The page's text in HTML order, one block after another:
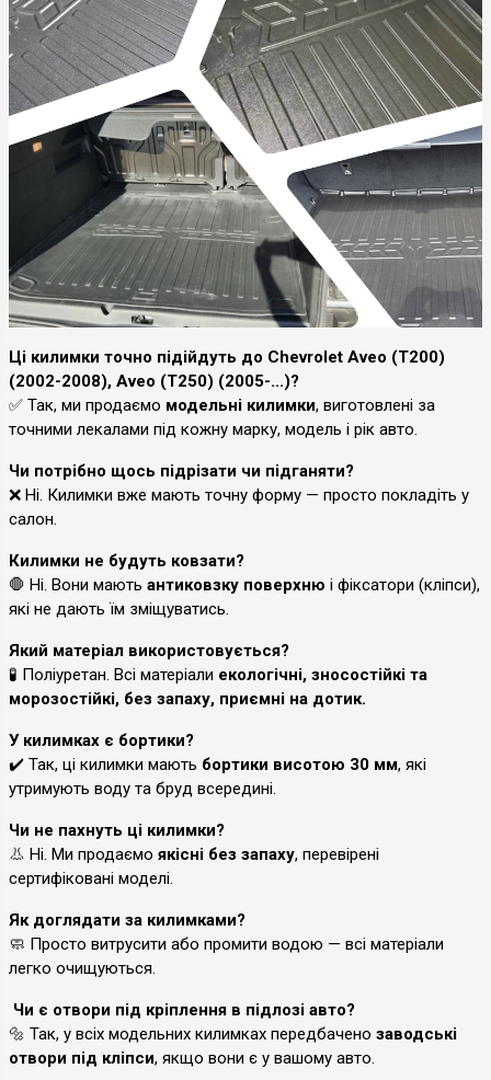
Ці килимки точно підійдуть до Chevrolet Aveo (T200)
(2002-2008), Aveo (T250) (2005-...)?
✅ Так, ми продаємо модельні килимки, виготовлені за
точними лекалами під кожну марку, модель і рік авто.
Чи потрібно щось підрізати чи підганяти?
❌ Ні. Килимки вже мають точну форму — просто покладіть у
салон.
Килимки не будуть ковзати?
🛑 Ні. Вони мають антиковзку поверхню і фіксатори (кліпси),
які не дають їм зміщуватись.
Який матеріал використовується?
🧪 Поліуретан. Всі матеріали екологічні, зносостійкі та
морозостійкі, без запаху, приємні на дотик.
У килимках є бортики?
✔️ Так, ці килимки мають бортики висотою 30 мм, які
утримують воду та бруд всередині.
Чи не пахнуть ці килимки?
👃 Ні. Ми продаємо якісні без запаху, перевірені
сертифіковані моделі.
Як доглядати за килимками?
🧼 Просто витрусити або промити водою — всі матеріали
легко очищуються.
Чи є отвори під кріплення в підлозі авто?
🔩 Так, у всіх модельних килимках передбачено заводські
отвори під кліпси, якщо вони є у вашому авто.